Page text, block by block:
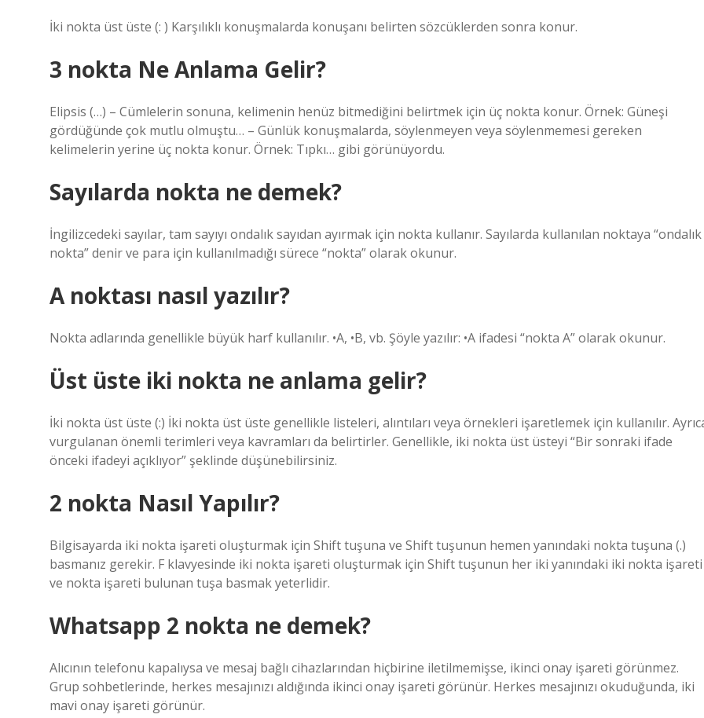
İki nokta üst üste (: ) Karşılıklı konuşmalarda konuşanı belirten sözcüklerden sonra konur.
3 nokta Ne Anlama Gelir?
Elipsis (…) – Cümlelerin sonuna, kelimenin henüz bitmediğini belirtmek için üç nokta konur. Örnek: Güneşi
gördüğünde çok mutlu olmuştu… – Günlük konuşmalarda, söylenmeyen veya söylenmemesi gereken
kelimelerin yerine üç nokta konur. Örnek: Tıpkı… gibi görünüyordu.
Sayılarda nokta ne demek?
İngilizcedeki sayılar, tam sayıyı ondalık sayıdan ayırmak için nokta kullanır. Sayılarda kullanılan noktaya “ondalık
nokta” denir ve para için kullanılmadığı sürece “nokta” olarak okunur.
A noktası nasıl yazılır?
Nokta adlarında genellikle büyük harf kullanılır. •A, •B, vb. Şöyle yazılır: •A ifadesi “nokta A” olarak okunur.
Üst üste iki nokta ne anlama gelir?
İki nokta üst üste (:) İki nokta üst üste genellikle listeleri, alıntıları veya örnekleri işaretlemek için kullanılır.
vurgulanan önemli terimleri veya kavramları da belirtirler. Genellikle, iki nokta üst üsteyi “Bir sonraki ifade
önceki ifadeyi açıklıyor” şeklinde düşünebilirsiniz.
2 nokta Nasıl Yapılır?
Bilgisayarda iki nokta işareti oluşturmak için Shift tuşuna ve Shift tuşunun hemen yanındaki nokta tuşuna (.)
basmanız gerekir. F klavyesinde iki nokta işareti oluşturmak için Shift tuşunun her iki yanındaki iki nokta işareti
ve nokta işareti bulunan tuşa basmak yeterlidir.
Whatsapp 2 nokta ne demek?
Alıcının telefonu kapalıysa ve mesaj bağlı cihazlarından hiçbirine iletilmemişse, ikinci onay işareti görünmez.
Grup sohbetlerinde, herkes mesajınızı aldığında ikinci onay işareti görünür. Herkes mesajınızı okuduğunda, iki
mavi onay işareti görünür.